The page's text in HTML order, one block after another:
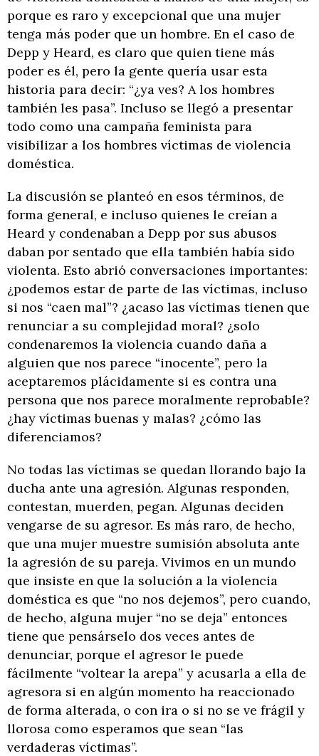
porque es raro y excepcional que una mujer
tenga más poder que un hombre. En el caso de
Depp y Heard, es claro que quien tiene más
poder es él, pero la gente quería usar esta
historia para decir: “¿ya ves? A los hombres
también les pasa”. Incluso se llegó a presentar
todo como una campaña feminista para
visibilizar a los hombres víctimas de violencia
doméstica.
La discusión se planteó en esos términos, de
forma general, e incluso quienes le creían a
Heard y condenaban a Depp por sus abusos
daban por sentado que ella también había sido
violenta. Esto abrió conversaciones importantes:
¿podemos estar de parte de las víctimas, incluso
si nos “caen mal”? ¿acaso las víctimas tienen que
renunciar a su complejidad moral? ¿solo
condenaremos la violencia cuando daña a
alguien que nos parece “inocente”, pero la
aceptaremos plácidamente si es contra una
persona que nos parece moralmente reprobable?
¿hay víctimas buenas y malas? ¿cómo las
diferenciamos?
No todas las víctimas se quedan llorando bajo la
ducha ante una agresión. Algunas responden,
contestan, muerden, pegan. Algunas deciden
vengarse de su agresor. Es más raro, de hecho,
que una mujer muestre sumisión absoluta ante
la agresión de su pareja. Vivimos en un mundo
que insiste en que la solución a la violencia
doméstica es que “no nos dejemos”, pero cuando,
de hecho, alguna mujer “no se deja” entonces
tiene que pensárselo dos veces antes de
denunciar, porque el agresor le puede
fácilmente “voltear la arepa” y acusarla a ella de
agresora si en algún momento ha reaccionado
de forma alterada, o con ira o si no se ve frágil y
llorosa como esperamos que sean “las
verdaderas víctimas”.